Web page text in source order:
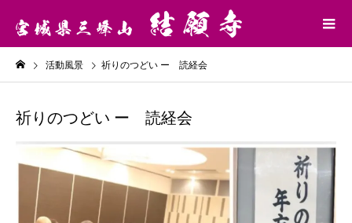
活動風景 祈りのつどい ー 読経会
祈りのつどい ー 読経会